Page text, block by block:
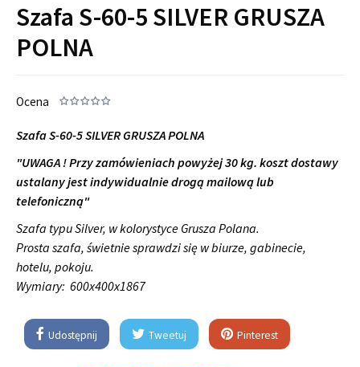
Szafa S-60-5 SILVER GRUSZA
POLNA
Ocena
Szafa S-60-5 SILVER GRUSZA POLNA
"UWAGA ! Przy zamówieniach powyżej 30 kg. koszt dostawy
ustalany jest indywidualnie drogą mailową lub
telefoniczną"
Szafa typu Silver, w kolorystyce Grusza Polana.
Prosta szafa, świetnie sprawdzi się w biurze, gabinecie,
hotelu, pokoju.
Wymiary: 600x400x1867
Udostępnij Tweetuj Pinterest